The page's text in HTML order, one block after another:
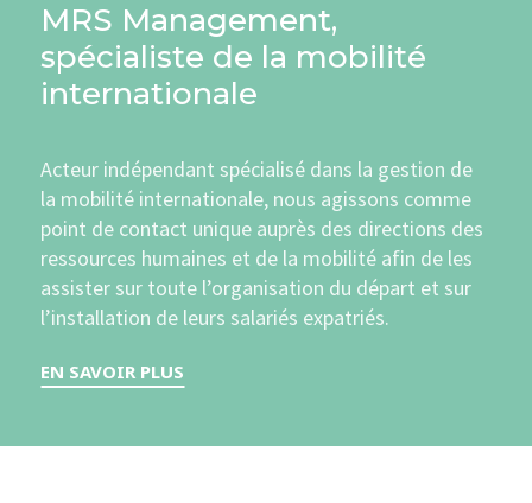
MRS Management,
spécialiste de la mobilité
internationale
Acteur indépendant spécialisé dans la gestion de
la mobilité internationale, nous agissons comme
point de contact unique auprès des directions des
ressources humaines et de la mobilité afin de les
assister sur toute l’organisation du départ et sur
l’installation de leurs salariés expatriés.
EN SAVOIR PLUS